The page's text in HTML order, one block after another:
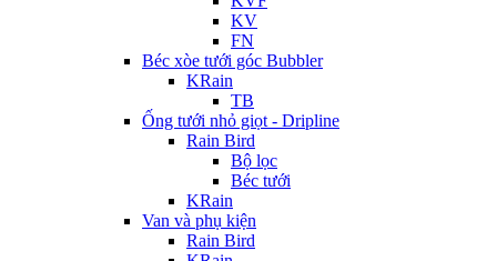
KV
FN
Béc xòe tưới góc Bubbler
KRain
TB
Ống tưới nhỏ giọt - Dripline
Rain Bird
Bộ lọc
Béc tưới
KRain
Van và phụ kiện
Rain Bird